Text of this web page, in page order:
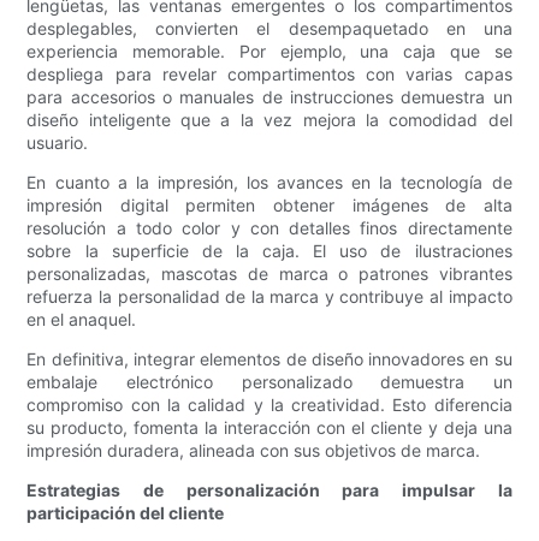
lengüetas, las ventanas emergentes o los compartimentos
desplegables, convierten el desempaquetado en una
experiencia memorable. Por ejemplo, una caja que se
despliega para revelar compartimentos con varias capas
para accesorios o manuales de instrucciones demuestra un
diseño inteligente que a la vez mejora la comodidad del
usuario.
En cuanto a la impresión, los avances en la tecnología de
impresión digital permiten obtener imágenes de alta
resolución a todo color y con detalles finos directamente
sobre la superficie de la caja. El uso de ilustraciones
personalizadas, mascotas de marca o patrones vibrantes
refuerza la personalidad de la marca y contribuye al impacto
en el anaquel.
En definitiva, integrar elementos de diseño innovadores en su
embalaje electrónico personalizado demuestra un
compromiso con la calidad y la creatividad. Esto diferencia
su producto, fomenta la interacción con el cliente y deja una
impresión duradera, alineada con sus objetivos de marca.
Estrategias de personalización para impulsar la
participación del cliente